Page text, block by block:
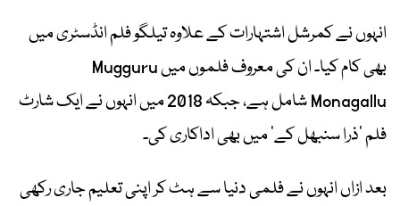
انہوں نے کمرشل اشتہارات کے علاوہ تیلگو فلم انڈسٹری میں
بھی کام کیا۔ ان کی معروف فلموں میں Mugguru
Monagallu شامل ہے، جبکہ 2018 میں انہوں نے ایک شارٹ
فلم ’ذرا سنبھل کے‘ میں بھی اداکاری کی۔
بعد ازاں انہوں نے فلمی دنیا سے ہٹ کر اپنی تعلیم جاری رکھی